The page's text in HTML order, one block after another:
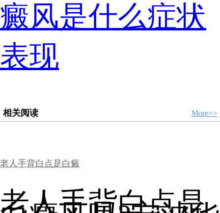
癜风是什么症状
表现
相关阅读 More>>
老人手背白点是白癜
老人手背白点是